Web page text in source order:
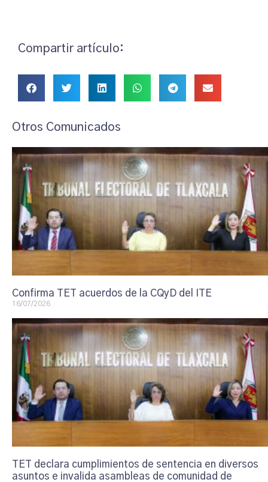
Compartir artículo:
Otros Comunicados
Confirma TET acuerdos de la CQyD del ITE
16/07/2026
TET declara cumplimientos de sentencia en diversos
asuntos e invalida asambleas de comunidad de